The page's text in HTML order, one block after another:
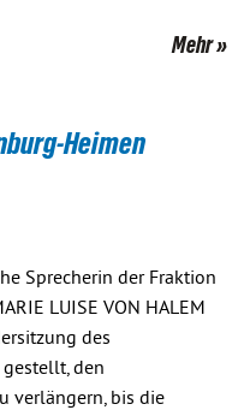
Mehr
Heimen
Sprecherin der Fraktion
LUISE VON HALEM
des
den
verlängern, bis die